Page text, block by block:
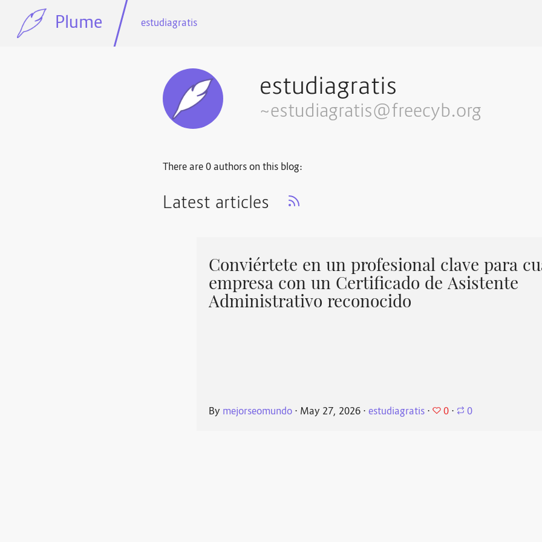
Plume estudiagratis
estudiagratis
~estudiagratis@freecyb.org
There are 0 authors on this blog:
Latest articles
Conviértete en un profesional clave para
empresa con un Certificado de Asistente
Administrativo reconocido
By mejorseomundo ⋅ May 27, 2026 ⋅estudiagratis ⋅ 0 ⋅ 0